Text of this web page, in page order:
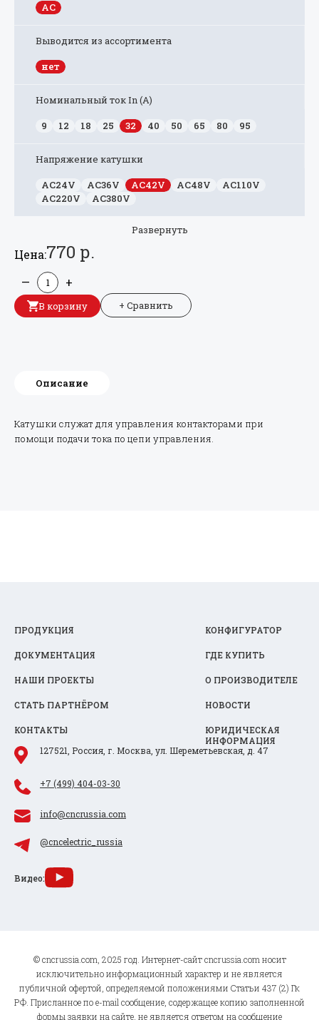
Развернуть
AC
Выводится из ассортимента
нет
Номинальный ток In (А)
9
12 18 25 32 40 50 65 80 95
Напряжение катушки
AC24V
AC36V AC42V AC48V
AC110V
AC220V
AC380V
Цена:770 р.
— +
В корзину + Сравнить
Описание
Катушки служат для управления контакторами при
помощи подачи тока по цепи управления.
ПРОДУКЦИЯ КОНФИГУРАТОР
ДОКУМЕНТАЦИЯ ГДЕ КУПИТЬ
НАШИ ПРОЕКТЫ О ПРОИЗВОДИТЕЛЕ
СТАТЬ ПАРТНЁРОМ НОВОСТИ
КОНТАКТЫ
ЮРИДИЧЕСКАЯ
ИНФОРМАЦИЯ
127521, Россия, г. Москва, ул. Шереметьевская, д. 47
+7 (499) 404-03-30
info@cncrussia.com
@cncelectric_russia
Видео:
© cncrussia.com, 2025 год. Интернет-сайт cncrussia.com носит
исключительно информационный характер и не является
публичной офертой, определяемой положениями Статьи 437 (2) Гк
РФ. Присланное по e-mail сообщение, содержащее копию заполненной
формы заявки на сайте, не является ответом на сообщение